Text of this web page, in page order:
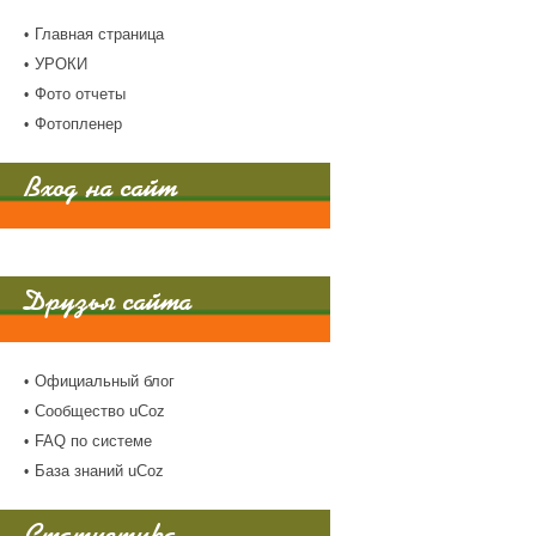
Главная страница
УРОКИ
Фото отчеты
Фотопленер
Вход на сайт
Друзья сайта
Официальный блог
Сообщество uCoz
FAQ по системе
База знаний uCoz